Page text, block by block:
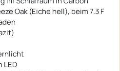
Oak (Eiche hell), beim 7.3 F
LED